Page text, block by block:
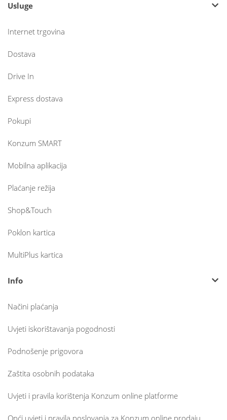
Usluge
Internet trgovina
Dostava
Drive In
Express dostava
Pokupi
Konzum SMART
Mobilna aplikacija
Plaćanje režija
Shop&Touch
Poklon kartica
MultiPlus kartica
Info
Načini plaćanja
Uvjeti iskorištavanja pogodnosti
Podnošenje prigovora
Zaštita osobnih podataka
Uvjeti i pravila korištenja Konzum online platforme